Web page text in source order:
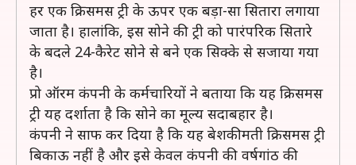
हर एक क्रिसमस ट्री के ऊपर एक बड़ा-सा सितारा लगाया
जाता है। हालांकि, इस सोने की ट्री को पारंपरिक सितारे
के बदले 24-कैरेट सोने से बने एक सिक्के से सजाया गया
है।
प्रो ऑरम कंपनी के कर्मचारियों ने बताया कि यह क्रिसमस
ट्री यह दर्शाता है कि सोने का मूल्य सदाबहार है।
कंपनी ने साफ कर दिया है कि यह बेशकीमती क्रिसमस ट्री
बिकाऊ नहीं है और इसे केवल कंपनी की वर्षगांठ की